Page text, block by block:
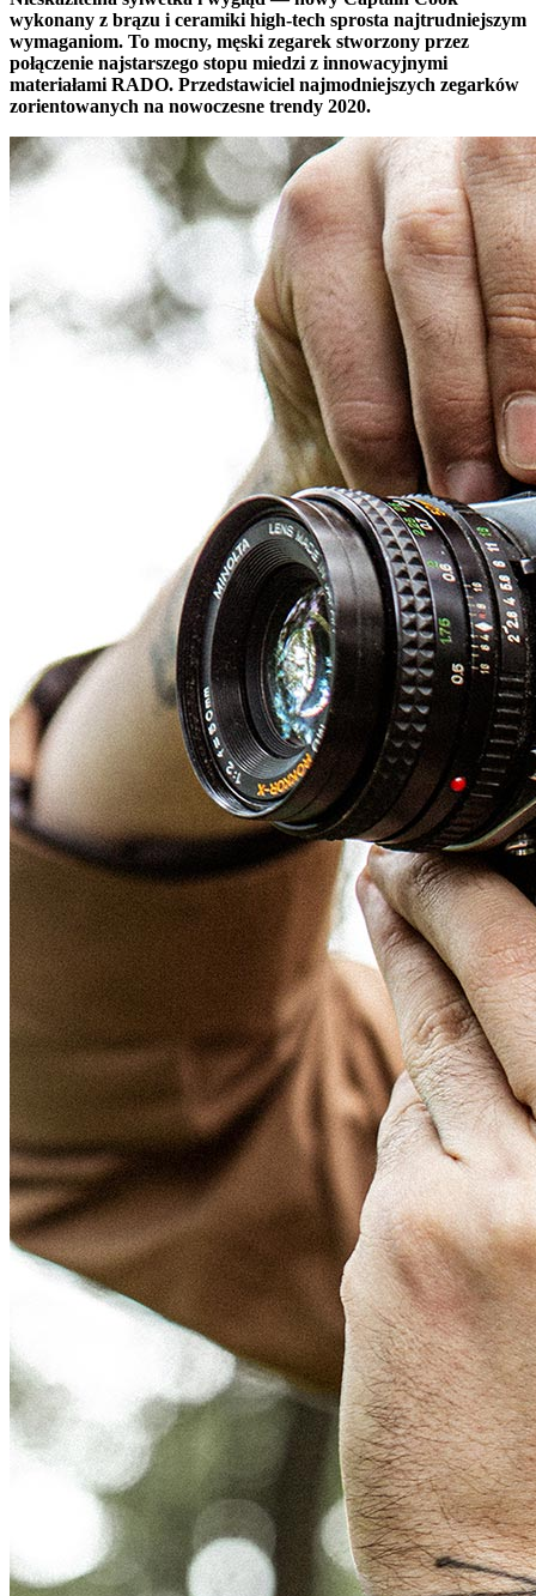
wykonany z brązu i ceramiki high-tech sprosta najtrudniejszym
wymaganiom. To mocny, męski zegarek stworzony przez
połączenie najstarszego stopu miedzi z innowacyjnymi
materiałami RADO. Przedstawiciel najmodniejszych zegarków
zorientowanych na nowoczesne trendy 2020.